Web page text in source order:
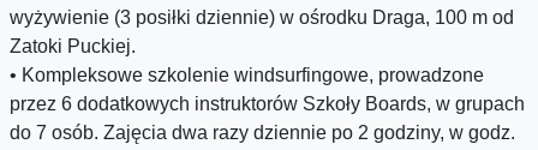
wyżywienie (3 posiłki dziennie) w ośrodku Draga, 100 m od
Zatoki Puckiej.
• Kompleksowe szkolenie windsurfingowe, prowadzone
przez 6 dodatkowych instruktorów Szkoły Boards, w grupach
do 7 osób. Zajęcia dwa razy dziennie po 2 godziny, w godz.